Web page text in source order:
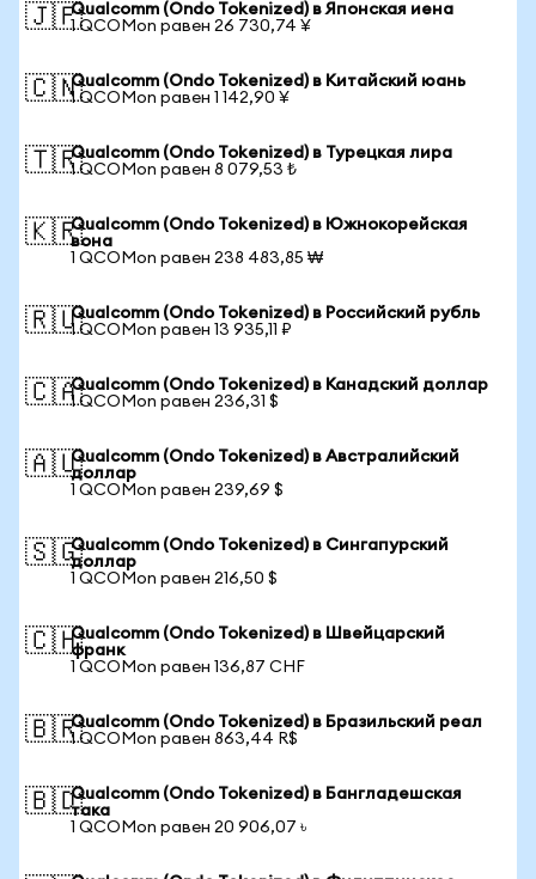
🇯🇵Qualcomm (Ondo Tokenized) в Японская иена
1 QCOMon равен 26 730,74 ¥
🇨🇳Qualcomm (Ondo Tokenized) в Китайский юань
1 QCOMon равен 1 142,90 ¥
🇹🇷Qualcomm (Ondo Tokenized) в Турецкая лира
1 QCOMon равен 8 079,53 ₺
🇰🇷Qualcomm (Ondo Tokenized) в Южнокорейская
вона
1 QCOMon равен 238 483,85 ₩
🇷🇺Qualcomm (Ondo Tokenized) в Российский рубль
1 QCOMon равен 13 935,11 ₽
🇨🇦Qualcomm (Ondo Tokenized) в Канадский доллар
1 QCOMon равен 236,31 $
🇦🇺Qualcomm (Ondo Tokenized) в Австралийский
доллар
1 QCOMon равен 239,69 $
🇸🇬Qualcomm (Ondo Tokenized) в Сингапурский
доллар
1 QCOMon равен 216,50 $
🇨🇭Qualcomm (Ondo Tokenized) в Швейцарский
франк
1 QCOMon равен 136,87 CHF
🇧🇷Qualcomm (Ondo Tokenized) в Бразильский реал
1 QCOMon равен 863,44 R$
🇧🇩Qualcomm (Ondo Tokenized) в Бангладешская
така
1 QCOMon равен 20 906,07 ৳